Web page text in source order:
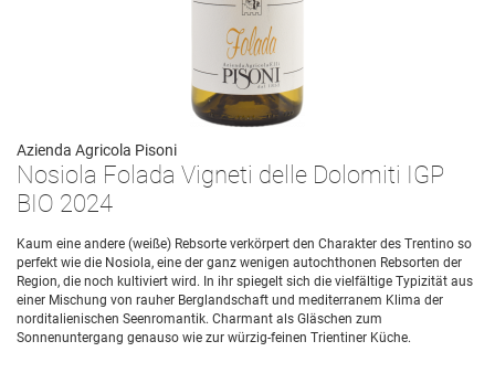
Azienda Agricola Pisoni
Nosiola Folada Vigneti delle Dolomiti IGP
BIO 2024
Kaum eine andere (weiße) Rebsorte verkörpert den Charakter des Trentino so
perfekt wie die Nosiola, eine der ganz wenigen autochthonen Rebsorten der
Region, die noch kultiviert wird. In ihr spiegelt sich die vielfältige Typizität aus
einer Mischung von rauher Berglandschaft und mediterranem Klima der
norditalienischen Seenromantik. Charmant als Gläschen zum
Sonnenuntergang genauso wie zur würzig-feinen Trientiner Küche.